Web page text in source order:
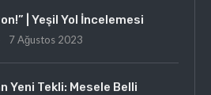
| Yeşil Yol İncelemesi
7 Ağustos 2023
Yeni Tekli: Mesele Belli